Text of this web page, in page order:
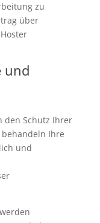
zu
über
und
den Schutz Ihrer
Ihre
und